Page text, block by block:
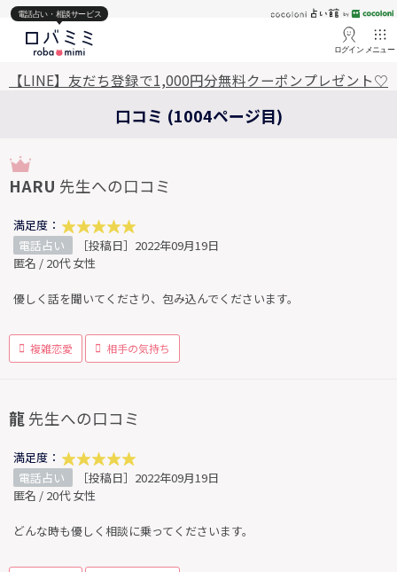
電話占い・相談サービス
ログイン メニュー
【LINE】友だち登録で1,000円分無料クーポンプレゼント♡
口コミ (1004ページ目)
HARU 先生への口コミ
満足度：
電話占い
［投稿日］2022年09月19日
匿名 / 20代 女性
優しく話を聞いてくださり、包み込んでくださいます。
複雑恋愛 相手の気持ち
龍 先生への口コミ
満足度：
電話占い
［投稿日］2022年09月19日
匿名 / 20代 女性
どんな時も優しく相談に乗ってくださいます。